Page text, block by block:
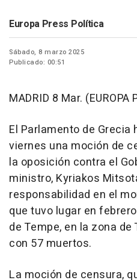
Europa Press Política
Sábado, 8 marzo 2025
Publicado: 00:51
MADRID 8 Mar. (EUROPA
El Parlamento de
viernes una moción de
la oposición contra el
ministro, Kyriakos
responsabilidad en el
que tuvo lugar en
de Tempe, en la zona
con 57 muertos.
La moción de censura,